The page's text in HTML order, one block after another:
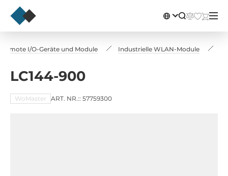
Remote I/O-Geräte und Module Industrielle WLAN-Module
LC144-900
WoMaster ART. NR.:: 57759300